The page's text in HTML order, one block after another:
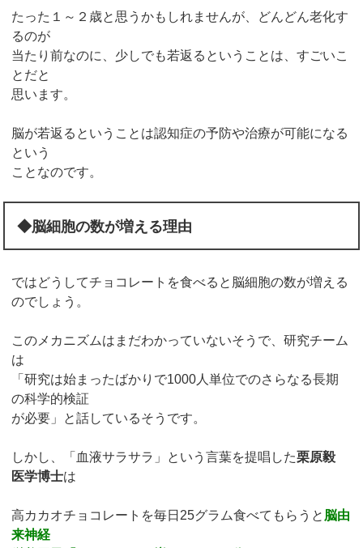
たった１～２歳と思うかもしれませんが、どんどん老化す
るのが
当たり前なのに、少しでも若返るということは、すごいこ
とだと
思います。
脳が若返るということは認知症の予防や治療が可能になる
という
ことなのです。
◆脳細胞の数が増える理由
ではどうしてチョコレートを食べると脳細胞の数が増える
のでしょう。
このメカニズムはまだわかっていないそうで、研究チーム
は
「研究は始まったばかりで1000人単位でのさらなる長期
の科学的検証
が必要」と話しているそうです。
しかし、「血液サラサラ」という言葉を提唱した栗原毅
医学博士は
高カカオチョコレートを毎日25グラム食べてもらうと 脳由
来神経